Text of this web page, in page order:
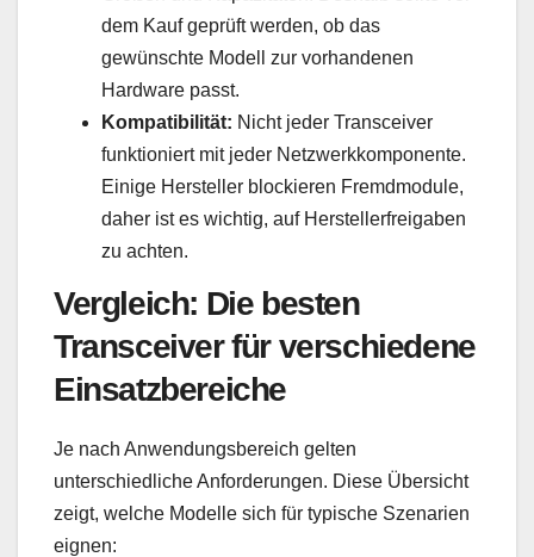
dem Kauf geprüft werden, ob das
gewünschte Modell zur vorhandenen
Hardware passt.
Kompatibilität: Nicht jeder Transceiver
funktioniert mit jeder Netzwerkkomponente.
Einige Hersteller blockieren Fremdmodule,
daher ist es wichtig, auf Herstellerfreigaben
zu achten.
Vergleich: Die besten
Transceiver für verschiedene
Einsatzbereiche
Je nach Anwendungsbereich gelten
unterschiedliche Anforderungen. Diese Übersicht
zeigt, welche Modelle sich für typische Szenarien
eignen: